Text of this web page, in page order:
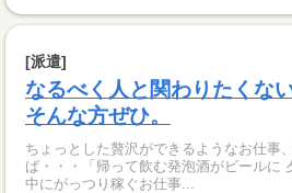
[派遣]
なるべく人と関わりたくな
そんな方ぜひ。
ちょっとした贅沢ができるようなお仕事
ば・・・「帰って飲む発泡酒がビールに
中にがっつり稼ぐお仕事...